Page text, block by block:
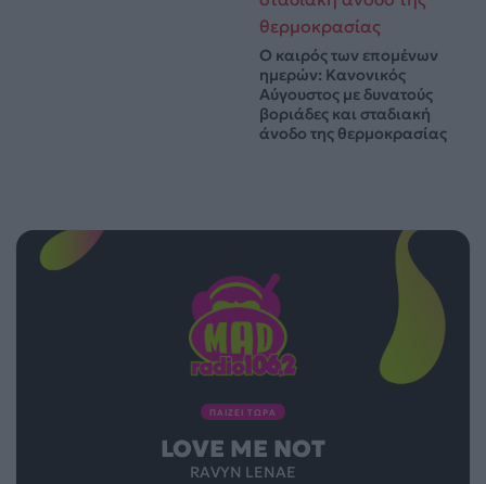
Ο καιρός των επομένων
ημερών: Κανονικός
Αύγουστος με δυνατούς
βοριάδες και σταδιακή
άνοδο της θερμοκρασίας
ΠΑΙΖΕΙ ΤΩΡΑ
LOVE ME NOT
RAVYN LENAE